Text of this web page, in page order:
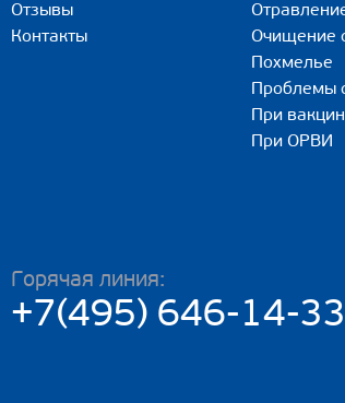
Отзывы
Контакты
Очищение
Похмелье
Проблемы
При
При ОРВИ
Горячая линия:
+7(495) 646-14-33